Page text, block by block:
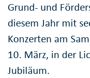
Grund- und
diesem Jahr mit
Konzerten am
10. März, in der
Jubiläum.